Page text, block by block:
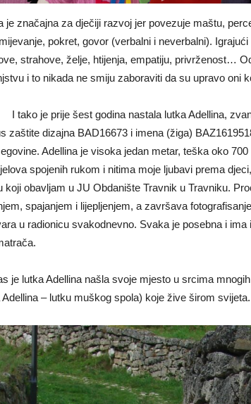
je značajna za dječiji razvoj jer povezuje maštu,
pokret, govor (verbalni i neverbalni).
strahove, želje, htijenja, empatiju, privrženost…
i to nikada ne smiju zaboraviti da su upravo oni
I tako je prije šest godina nastala lutka Adellina,
zaštite dizajna BAD16673 i imena (žiga)
Adellina je visoka jedan metar, teška oko
spojenih rukom i nitima moje ljubavi prema
koji obavljam u JU Obdanište Travnik u Travniku.
spajanjem i lijepljenjem, a završava
u radionicu svakodnevno. Svaka je posebna i
je lutka Adellina našla svoje mjesto u srcima
Adellina – lutku muškog spola) koje žive širom svijeta.